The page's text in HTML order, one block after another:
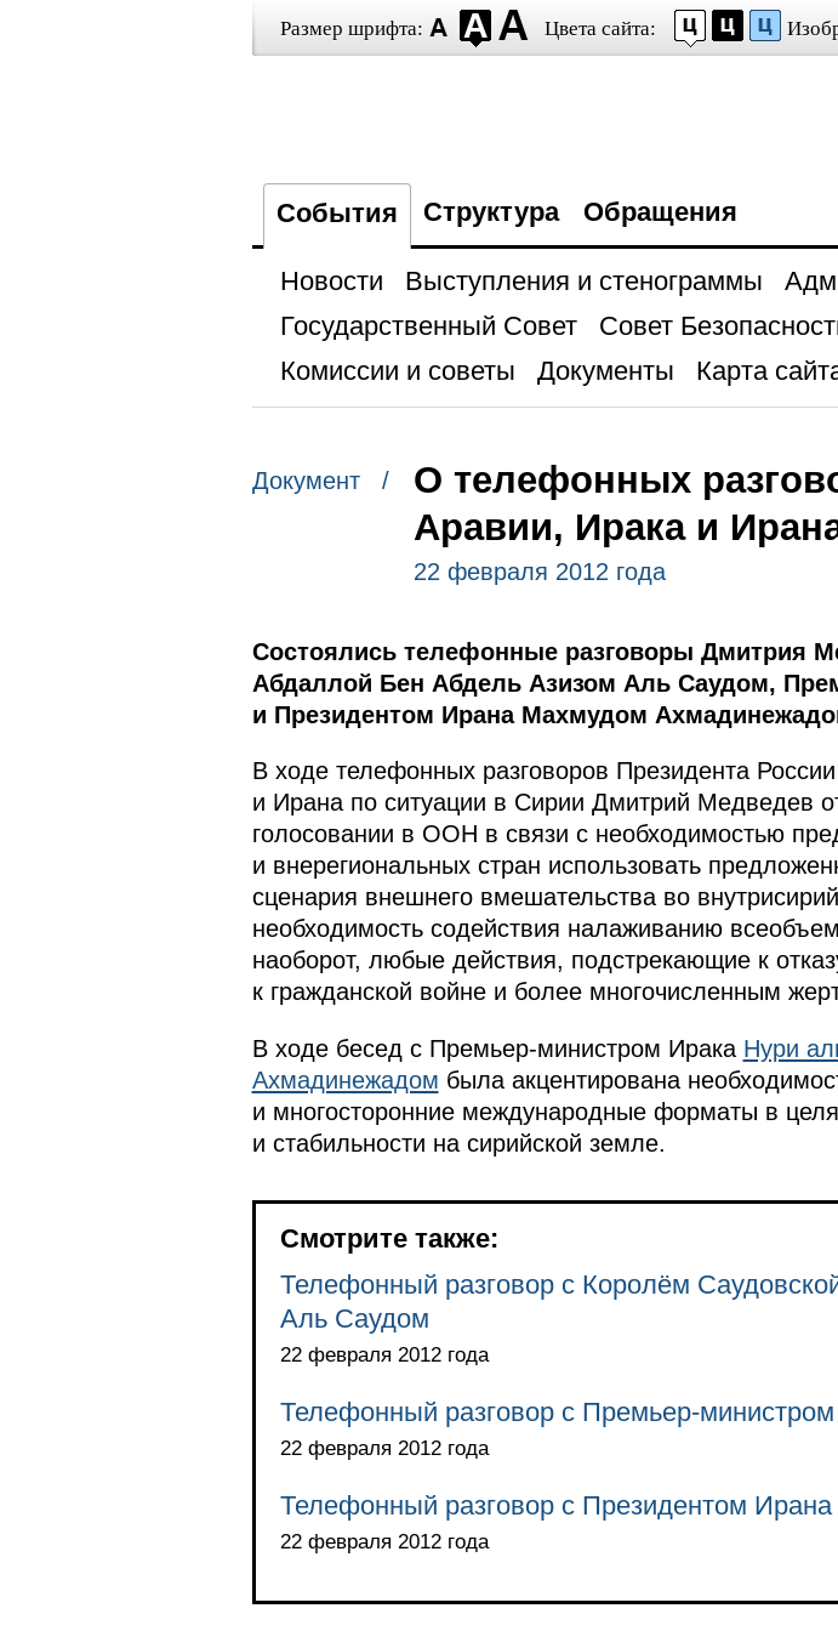
Размер шрифта: Цвета сайта:
События Структура Обращения
Новости Выступления и стенограммы
Государственный Совет
Совет
Комиссии и советы
Документы Карта
Документ /
О телефонных
Аравии, Ирака и
22 февраля 2012 года
Состоялись телефонные разговоры Дмитрия
Абдаллой Бен Абдель Азизом Аль Саудом,
и Президентом Ирана Махмудом
В ходе телефонных разговоров Президента
и Ирана по ситуации в Сирии Дмитрий Медведев
голосовании в ООН в связи с необходимостью
и внерегиональных стран использовать
сценария внешнего вмешательства во
необходимость содействия налаживанию
наоборот, любые действия, подстрекающие к
к гражданской войне и более многочисленным
В ходе бесед с Премьер-министром Ирака Нури
Ахмадинежадом была акцентирована
и многосторонние международные форматы в
и стабильности на сирийской земле.
Смотрите также:
Телефонный разговор с Королём
Аль Саудом
22 февраля 2012 года
Телефонный разговор с Премьер-
22 февраля 2012 года
Телефонный разговор с Президентом
22 февраля 2012 года